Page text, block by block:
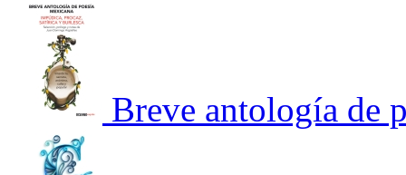
Breve antología de